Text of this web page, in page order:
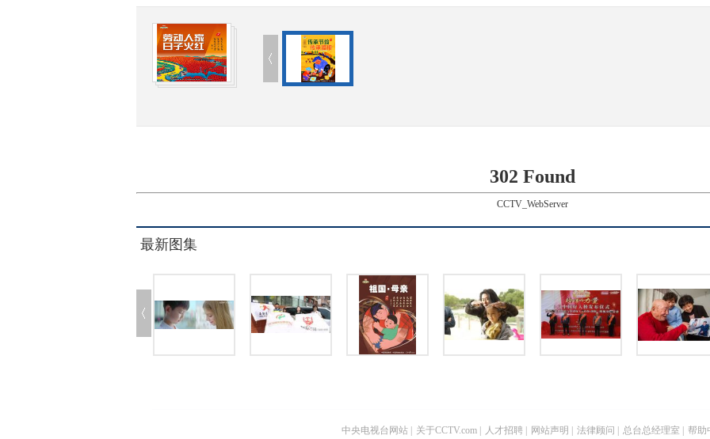
302 Found
CCTV_WebServer
最新图集
中央电视台网站 关于CCTV.com 人才招聘 网站声明 法律顾问 总台总经理室 帮助